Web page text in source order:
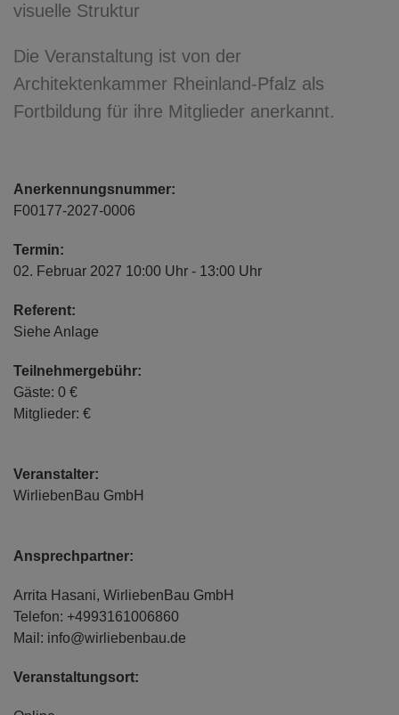
visuelle Struktur​
Die Veranstaltung ist von der
Architektenkammer Rheinland-Pfalz als
Fortbildung für ihre Mitglieder anerkannt.
Anerkennungsnummer:
F00177-2027-0006
Termin:
02. Februar 2027 10:00 Uhr - 13:00 Uhr
Referent:
Siehe Anlage
Teilnehmergebühr:
Gäste: 0 €
Mitglieder: €
Veranstalter:
WirliebenBau GmbH
Ansprechpartner:
Arrita Hasani, WirliebenBau GmbH
Telefon: +4993161006860
Mail: info@wirliebenbau.de
Veranstaltungsort: